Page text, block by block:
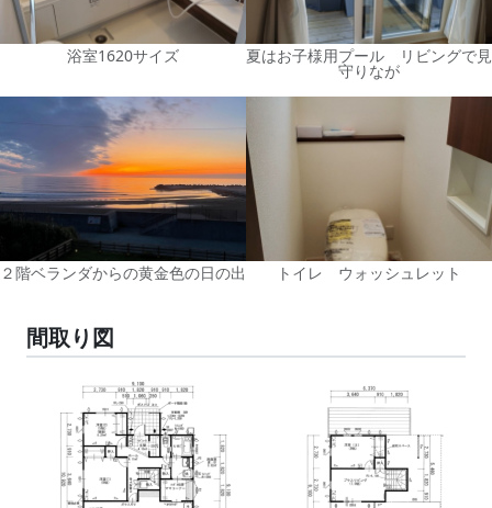
浴室1620サイズ 夏はお子様用プール リビングで見
守りなが
２階ベランダからの黄金色の日の出 トイレ ウォッシュレット
間取り図